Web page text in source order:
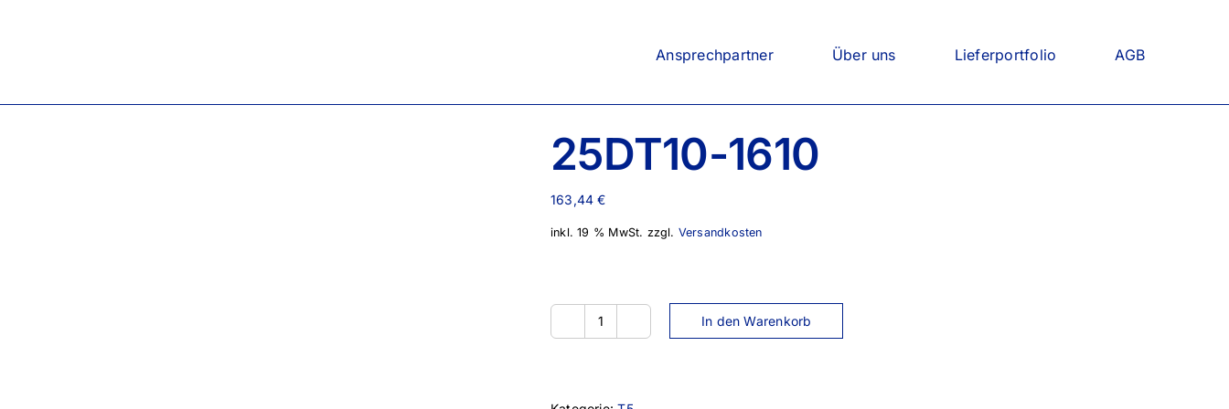
Ansprechpartner Über uns Lieferportfolio AGB
25DT10-1610
163,44€
inkl. 19 % MwSt. zzgl. Versandkosten
25DT10-
In den Warenkorb